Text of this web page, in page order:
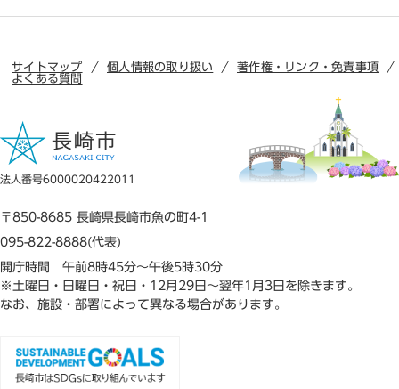
サイトマップ 個人情報の取り扱い
著作権・リンク・免責事項
よくある質問
法人番号6000020422011
〒850-8685 長崎県長崎市魚の町4-1
095-822-8888(代表)
開庁時間 午前8時45分～午後5時30分
※土曜日・日曜日・祝日・12月29日～翌年1月3日を除きます。
なお、施設・部署によって異なる場合があります。